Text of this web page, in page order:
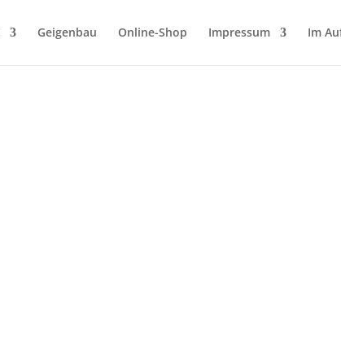
Geigenbau Online-Shop Impressum Im